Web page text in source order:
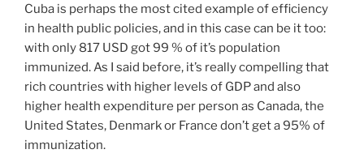
Cuba is perhaps the most cited example of efficiency
in health public policies, and in this case can be it too:
with only 817 USD got 99 % of it’s population
immunized. As I said before, it’s really compelling that
rich countries with higher levels of GDP and also
higher health expenditure per person as Canada, the
United States, Denmark or France don’t get a 95% of
immunization.